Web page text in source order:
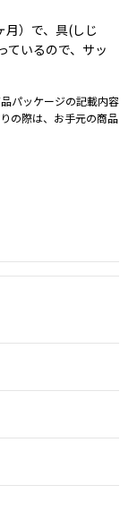
）で、具(しじ
ているので、サッ
パッケージの記載内容
の際は、お手元の商品